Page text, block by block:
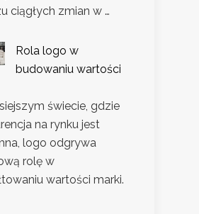
ciągłych zmian w …
Rola logo w
budowaniu wartości
świecie, gdzie
na rynku jest
logo odgrywa
rolę w
wartości marki.